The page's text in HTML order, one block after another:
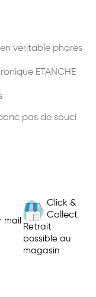
veritable phares
ETANCHE
pas de souci
mail
Click &
Collect
Retrait
possible au
magasin